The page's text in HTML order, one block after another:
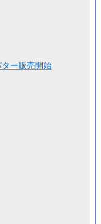
ー販売開始